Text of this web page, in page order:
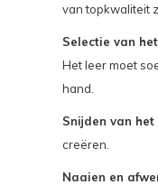
van topkwaliteit
Selectie van
Het leer moet
hand.
Snijden van het
creëren.
Naaien en